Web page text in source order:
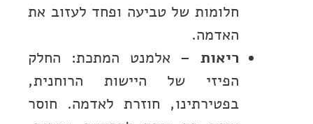
חלומות של טביעה ופחד לעזוב את
האדמה.
ריאות – אלמנט המתכת: החלק
הפיזי של היישות הרוחנית,
בפטירתינו, חוזרת לאדמה. חוסר